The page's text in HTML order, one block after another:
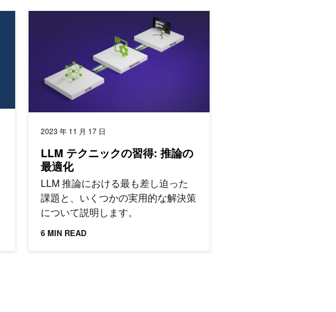
2023 年 11 月 17 日
LLM テクニックの習得: 推論の
最適化
LLM 推論における最も差し迫った
課題と、いくつかの実用的な解決策
について説明します。
6 MIN READ
LLM テクニックの習得: 推論の最適化